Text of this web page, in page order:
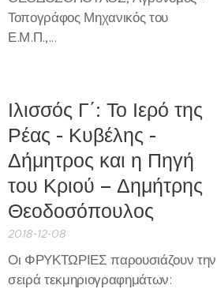
Τοπογράφος Μηχανικός του
Ε.Μ.Π.,...
Ιλισσός Γ΄: Το Ιερό της
Ρέας - Κυβέλης -
Δήμητρος και η Πηγή
του Κριού – Δημήτρης
Θεοδοσόπουλος
2018-12-08
Οι ΦΡΥΚΤΩΡΙΕΣ παρουσιάζουν την
σειρά τεκμηριογραφημάτων: